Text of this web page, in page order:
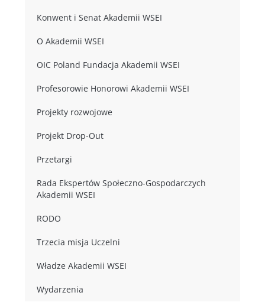
Konwent i Senat Akademii WSEI
O Akademii WSEI
OIC Poland Fundacja Akademii WSEI
Profesorowie Honorowi Akademii WSEI
Projekty rozwojowe
Projekt Drop-Out
Przetargi
Rada Ekspertów Społeczno-Gospodarczych
Akademii WSEI
RODO
Trzecia misja Uczelni
Władze Akademii WSEI
Wydarzenia